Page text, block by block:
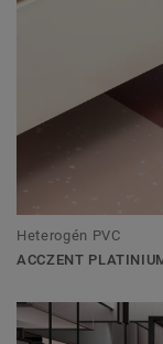
Heterogén PVC
ACCZENT